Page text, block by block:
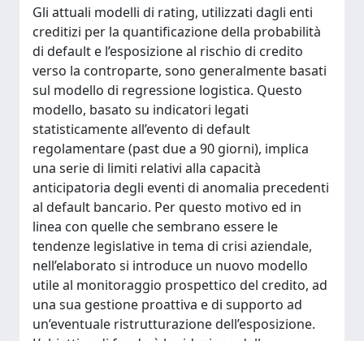
Gli attuali modelli di rating, utilizzati dagli enti
creditizi per la quantificazione della probabilità
di default e l’esposizione al rischio di credito
verso la controparte, sono generalmente basati
sul modello di regressione logistica. Questo
modello, basato su indicatori legati
statisticamente all’evento di default
regolamentare (past due a 90 giorni), implica
una serie di limiti relativi alla capacità
anticipatoria degli eventi di anomalia precedenti
al default bancario. Per questo motivo ed in
linea con quelle che sembrano essere le
tendenze legislative in tema di crisi aziendale,
nell’elaborato si introduce un nuovo modello
utile al monitoraggio prospettico del credito, ad
una sua gestione proattiva e di supporto ad
un’eventuale ristrutturazione dell’esposizione.